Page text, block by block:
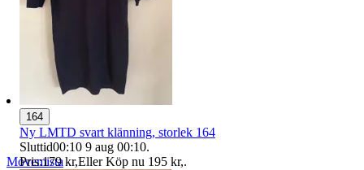
Movemista
164
Ny LMTD svart klänning, storlek 164
Sluttid00:10 9 aug 00:10.
Pris:179 kr,Eller Köp nu 195 kr,.